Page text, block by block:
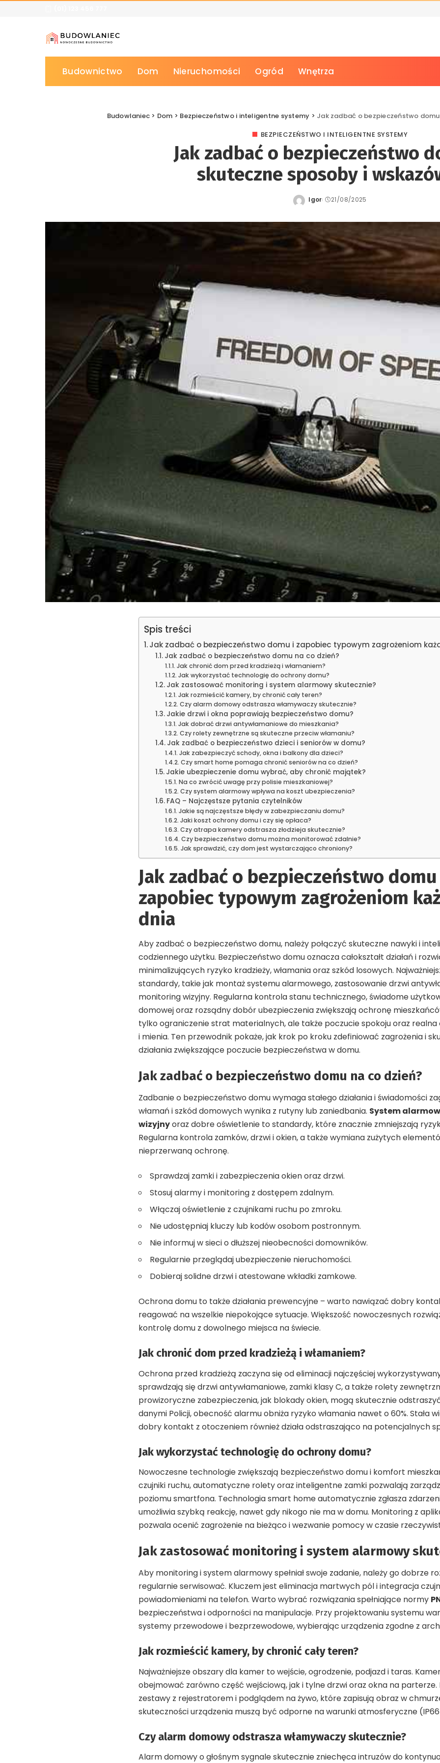
Budownictwo Dom Nieruchomości Ogród Wnętrza
Budowlaniec > Dom > Bezpieczeństwo i inteligentne systemy > Jak zadbać o bezpieczeństwo
BEZPIECZEŃSTWO I INTELIGENTNE SYSTEMY
Jak zadbać o bezpieczeństwo
skuteczne sposoby i
Posted
Igor 21/08/2025
Spis treści
Jak zadbać o bezpieczeństwo domu i zapobiec typowym zagrożeniom
Jak zadbać o bezpieczeństwo domu na co dzień?
Jak chronić dom przed kradzieżą i włamaniem?
Jak wykorzystać technologię do ochrony domu?
Jak zastosować monitoring i system alarmowy skutecznie?
Jak rozmieścić kamery, by chronić cały teren?
Czy alarm domowy odstrasza włamywaczy skutecznie?
Jakie drzwi i okna poprawiają bezpieczeństwo domu?
Jak dobrać drzwi antywłamaniowe do mieszkania?
Czy rolety zewnętrzne są skuteczne przeciw włamaniu?
Jak zadbać o bezpieczeństwo dzieci i seniorów w domu?
Jak zabezpieczyć schody, okna i balkony dla dzieci?
Czy smart home pomaga chronić seniorów na co dzień?
Jakie ubezpieczenie domu wybrać, aby chronić majątek?
Na co zwrócić uwagę przy polisie mieszkaniowej?
Czy system alarmowy wpływa na koszt ubezpieczenia?
FAQ – Najczęstsze pytania czytelników
Jakie są najczęstsze błędy w zabezpieczaniu domu?
Jaki koszt ochrony domu i czy się opłaca?
Czy atrapa kamery odstrasza złodzieja skutecznie?
Czy bezpieczeństwo domu można monitorować zdalnie?
Jak sprawdzić, czy dom jest wystarczająco chroniony?
Jak zadbać o bezpieczeństwo
zapobiec typowym zagrożeniom
dnia
Aby zadbać o bezpieczeństwo domu, należy połączyć skuteczne nawyki i
codziennego użytku. Bezpieczeństwo domu oznacza całokształt działań i
minimalizujących ryzyko kradzieży, włamania oraz szkód losowych.
standardy, takie jak montaż systemu alarmowego, zastosowanie drzwi
monitoring wizyjny. Regularna kontrola stanu technicznego, świadome
domowej oraz rozsądny dobór ubezpieczenia zwiększają ochronę
tylko ograniczenie strat materialnych, ale także poczucie spokoju oraz realna
i mienia. Ten przewodnik pokaże, jak krok po kroku zdefiniować zagrożenia i
działania zwiększające poczucie bezpieczeństwa w domu.
Jak zadbać o bezpieczeństwo domu na co dzień?
Zadbanie o bezpieczeństwo domu wymaga stałego działania i świadomości
włamań i szkód domowych wynika z rutyny lub zaniedbania. System
wizyjnyoraz dobre oświetlenie to standardy, które znacznie zmniejszają
Regularna kontrola zamków, drzwi i okien, a także wymiana zużytych
nieprzerwaną ochronę.
Sprawdzaj zamki i zabezpieczenia okien oraz drzwi.
Stosuj alarmy i monitoring z dostępem zdalnym.
Włączaj oświetlenie z czujnikami ruchu po zmroku.
Nie udostępniaj kluczy lub kodów osobom postronnym.
Nie informuj w sieci o dłuższej nieobecności domowników.
Regularnie przeglądaj ubezpieczenie nieruchomości.
Dobieraj solidne drzwi i atestowane wkładki zamkowe.
Ochrona domu to także działania prewencyjne – warto nawiązać dobry
reagować na wszelkie niepokojące sytuacje. Większość nowoczesnych
kontrolę domu z dowolnego miejsca na świecie.
Jak chronić dom przed kradzieżą i włamaniem?
Ochrona przed kradzieżą zaczyna się od eliminacji najczęściej
sprawdzają się drzwi antywłamaniowe, zamki klasy C, a także rolety
prowizoryczne zabezpieczenia, jak blokady okien, mogą skutecznie odstraszyć
danymi Policji, obecność alarmu obniża ryzyko włamania nawet o 60%. Stała
dobry kontakt z otoczeniem również działa odstraszająco na potencjalnych
Jak wykorzystać technologię do ochrony domu?
Nowoczesne technologie zwiększają bezpieczeństwo domu i komfort
czujniki ruchu, automatyczne rolety oraz inteligentne zamki pozwalają
poziomu smartfona. Technologia smart home automatycznie zgłasza
umożliwia szybką reakcję, nawet gdy nikogo nie ma w domu. Monitoring z
pozwala ocenić zagrożenie na bieżąco i wezwanie pomocy w czasie
Jak zastosować monitoring i system alarmowy
Aby monitoring i system alarmowy spełniał swoje zadanie, należy go dobrze
regularnie serwisować. Kluczem jest eliminacja martwych pól i integracja
powiadomieniami na telefon. Warto wybrać rozwiązania spełniające normy
bezpieczeństwa i odporności na manipulacje. Przy projektowaniu systemu
systemy przewodowe i bezprzewodowe, wybierając urządzenia zgodne z
Jak rozmieścić kamery, by chronić cały teren?
Najważniejsze obszary dla kamer to wejście, ogrodzenie, podjazd i taras.
obejmować zarówno część wejściową, jak i tylne drzwi oraz okna na parterze.
zestawy z rejestratorem i podglądem na żywo, które zapisują obraz w
skuteczności urządzenia muszą być odporne na warunki atmosferyczne
Czy alarm domowy odstrasza włamywaczy skutecznie?
Alarm domowy o głośnym sygnale skutecznie zniechęca intruzów do